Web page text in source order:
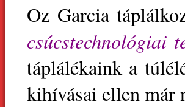
Oz Garcia
csúcstechnológiai
táplálékaink a
kihívásai ellen már